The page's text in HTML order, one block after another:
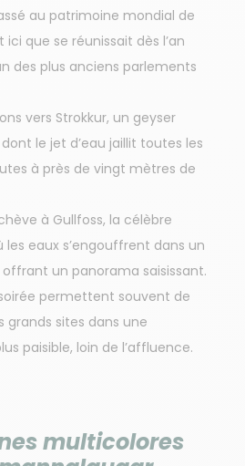
au patrimoine mondial de
ici que se réunissait dès l’an
des plus anciens parlements
vers Strokkur, un geyser
le jet d’eau jaillit toutes les
à près de vingt mètres de
à Gullfoss, la célèbre
les eaux s’engouffrent dans un
un panorama saisissant.
permettent souvent de
grands sites dans une
paisible, loin de l’affluence.
multicolores